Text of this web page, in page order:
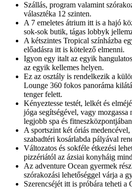
Szállás, program valamint
választéka 12 szinten.
A 7 emeletes átrium itt is a hajó
sok-sok butik, tágas lobbyk
A kétszintes Tropical színházba
előadásra itt is kötelező elmenni.
Igyon egy italt az egyik
az egyik kellemes helyen.
Ez az osztály is rendelkezik a
Lounge 360 fokos panoráma
tenger felett.
Kényeztesse testét, lelkét és
jóga segítségével, vagy mozgassa
legjobb spa és
A sportszint két óriás
szabadtéri kosárlabda pályával
Változatos és sokféle étkezési
pizzériától az ázsiai konyháig
Az adventure Ocean gyermek
szórakozási lehetőséggel várja a
Szerencséjét itt is próbára teheti a